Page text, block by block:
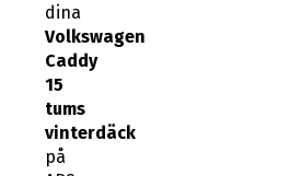
dina
Volkswagen
Caddy
15
tums
vinterdäck
på